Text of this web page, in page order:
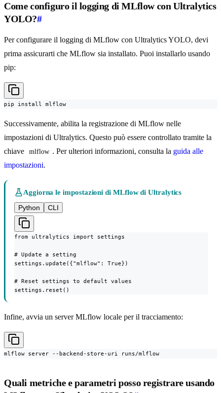
Come configuro il logging di MLflow con Ultralytics
YOLO?#
Per configurare il logging di MLflow con Ultralytics YOLO, devi
prima assicurarti che MLflow sia installato. Puoi installarlo usando
pip:
pip install mlflow
Successivamente, abilita la registrazione di MLflow nelle
impostazioni di Ultralytics. Questo può essere controllato tramite la
chiave
mlflow . Per ulteriori informazioni, consulta la guida alle
impostazioni.
Aggiorna le impostazioni di MLflow di Ultralytics
Python
CLI
from ultralytics import settings
# Update a setting
settings.update({"mlflow": True})
# Reset settings to default values
settings.reset()
Infine, avvia un server MLflow locale per il tracciamento:
mlflow server --backend-store-uri runs/mlflow
Quali metriche e parametri posso registrare usando